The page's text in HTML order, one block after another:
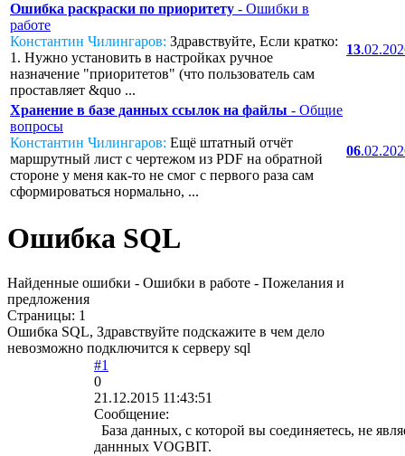
Ошибка раскраски по приоритету - Ошибки в
работе
Константин Чилингаров: Здравствуйте, Если кратко:
1. Нужно установить в настройках ручное
назначение "приоритетов" (что пользователь сам
проставляет &quo ...
13
Хранение в базе данных ссылок на файлы - Общие
вопросы
Константин Чилингаров: Ещё штатный отчёт
маршрутный лист с чертежом из PDF на обратной
стороне у меня как-то не смог с первого раза сам
сформироваться нормально, ...
06
Ошибка SQL
Найденные ошибки - Ошибки в работе - Пожелания и
предложения
Страницы: 1
Ошибка SQL, Здравствуйте подскажите в чем дело
невозможно подключится к серверу sql
#1
0
21.12.2015 11:43:51
Сообщение:
База данных, с которой вы соединяетесь, не
даннных VOGBIT.